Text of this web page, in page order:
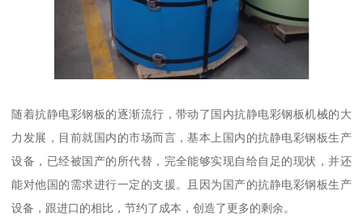
随着抗静电彩钢板的逐渐流行，带动了国内抗静电彩钢板机械的大
力发展，目前就国内的市场而言，基本上国内的抗静电彩钢板生产
设备，已经被国产的所代替，完全能够实现自给自足的现状，并还
能对他国的需求进行一定的支援。且因为国产的抗静电彩钢板生产
设备，跟进口的相比，节约了成本，创造了更多的剩余。